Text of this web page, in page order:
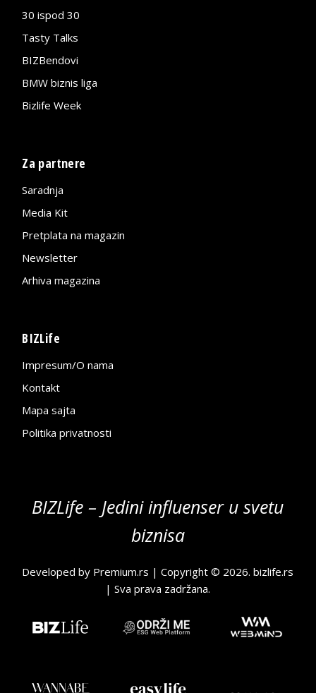
30 ispod 30
Tasty Talks
BIZBendovi
BMW biznis liga
Bizlife Week
Za partnere
Saradnja
Media Kit
Pretplata na magazin
Newsletter
Arhiva magazina
BIZLife
Impresum/O nama
Kontakt
Mapa sajta
Politika privatnosti
BIZLife – Jedini influenser u svetu
biznisa
Developed by Premium.rs | Copyright © 2026.bizlife.rs
| Sva prava zadržana.